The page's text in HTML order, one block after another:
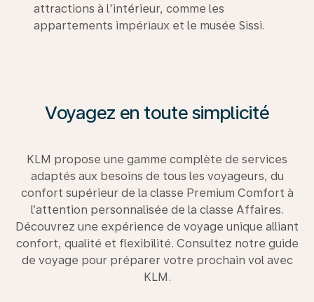
attractions à l'intérieur, comme les
appartements impériaux et le musée Sissi.
Voyagez en toute simplicité
KLM propose une gamme complète de services
adaptés aux besoins de tous les voyageurs, du
confort supérieur de la classe Premium Comfort à
l’attention personnalisée de la classe Affaires.
Découvrez une expérience de voyage unique alliant
confort, qualité et flexibilité. Consultez notre guide
de voyage pour préparer votre prochain vol avec
KLM.